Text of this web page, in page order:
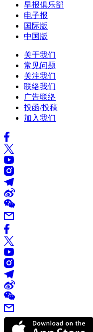
早报俱乐部
电子报
国际版
中国版
关于我们
常见问题
关注我们
联络我们
广告联络
投函/投稿
加入我们